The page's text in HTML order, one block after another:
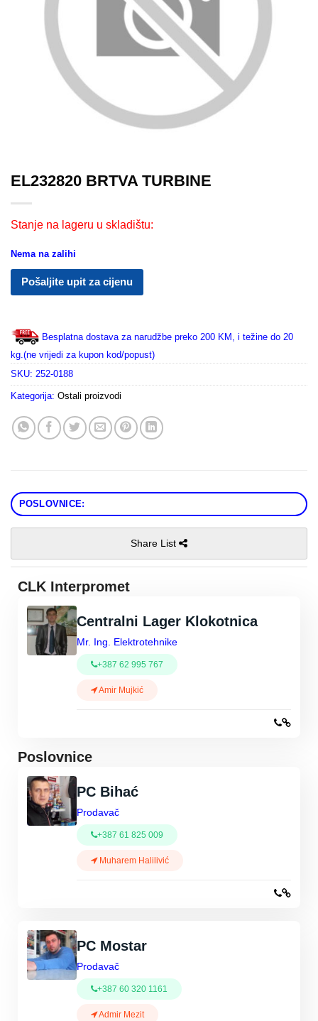
EL232820 BRTVA TURBINE
Stanje na lageru u skladištu:
Nema na zalihi
Pošaljite upit za cijenu
Besplatna dostava za narudžbe preko 200 KM, i težine do 20
kg.(ne vrijedi za kupon kod/popust)
SKU: 252-0188
Kategorija: Ostali proizvodi
POSLOVNICE:
Share List
CLK Interpromet
Centralni Lager Klokotnica
Mr. Ing. Elektrotehnike
+387 62 995 767
Amir Mujkić
Poslovnice
PC Bihać
Prodavač
+387 61 825 009
Muharem Halilivić
PC Mostar
Prodavač
+387 60 320 1161
Admir Mezit